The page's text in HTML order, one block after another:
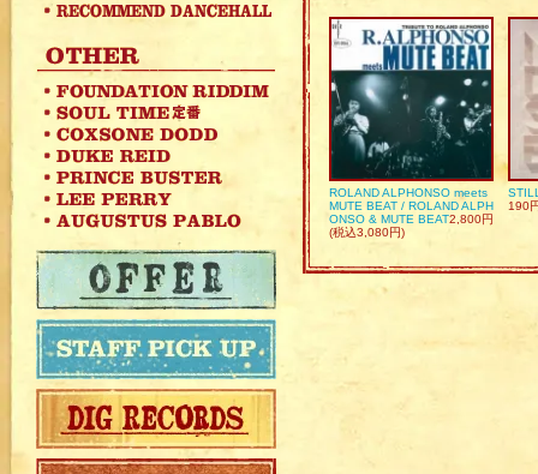
ROLAND ALPHONSO meets
MUTE BEAT / ROLAND ALPH
ONSO & MUTE BEAT2,800円
(税込3,080円)
190